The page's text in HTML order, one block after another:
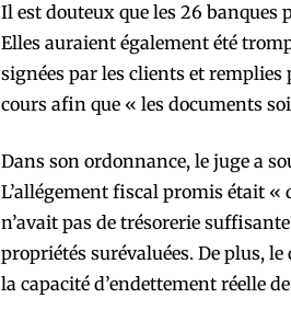
Il est douteux que les 26 banques
Elles auraient également été
signées par les clients et remplies
cours afin que « les documents
Dans son ordonnance, le juge a
L’allégement fiscal promis était
n’avait pas de trésorerie
propriétés surévaluées. De plus,
la capacité d’endettement réelle